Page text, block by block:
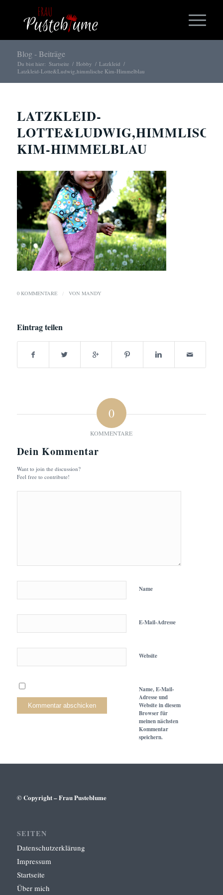
Blog - Beiträge
Du bist hier: Startseite / Hobby / Latzkleid /
Latzkleid-Lotte&Ludwig,himmlische Kim-Himmelblau
LATZKLEID-
KIM-HIMMELBLAU
0 KOMMENTARE / VON MANDY
Eintrag teilen
0
KOMMENTARE
Dein Kommentar
Want to join the discussion?
Feel free to contribute!
Name
E-Mail-Adresse
Website
Name, E-Mail-
Adresse und
Website in diesem
Browser für
meinen nächsten
Kommentar
speichern.
© Copyright – Frau Pusteblume
SEITEN
Datenschutzerklärung
Impressum
Startseite
Über mich